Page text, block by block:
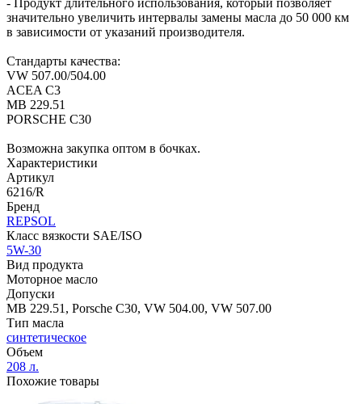
значительно увеличить интервалы замены масла до 50 000 км
в зависимости от указаний производителя.
Стандарты качества:
VW 507.00/504.00
ACEA C3
MB 229.51
PORSCHE C30
Возможна закупка оптом в бочках.
Характеристики
Артикул
6216/R
Бренд
REPSOL
Класс вязкости SAE/ISO
5W-30
Вид продукта
Моторное масло
Допуски
MB 229.51, Porsche C30, VW 504.00, VW 507.00
Тип масла
синтетическое
Объем
208 л.
Похожие товары